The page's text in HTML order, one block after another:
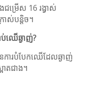
ជម្រើស 16 រង្វាស់
ាស់បន្តិច។
ឈើឆ្ងាញ់?
ារបំបែកឈើដែលឆ្ងាញ់
ាតជាង។